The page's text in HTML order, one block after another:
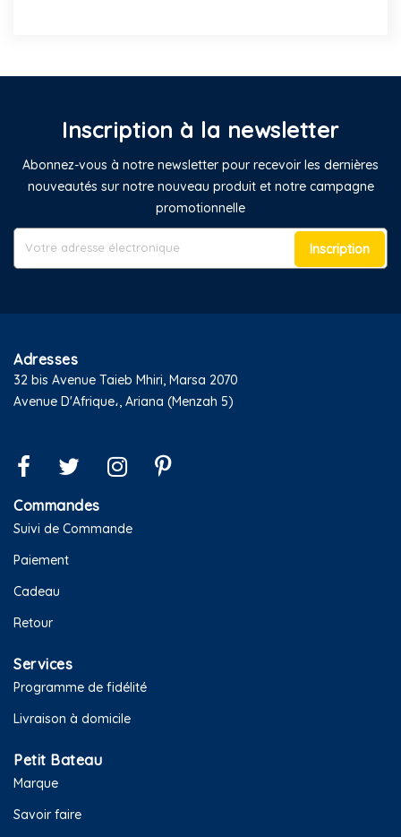
Inscription à la newsletter
Abonnez-vous à notre newsletter pour recevoir les dernières
nouveautés sur notre nouveau produit et notre campagne
promotionnelle
Inscription
Adresses
32 bis Avenue Taieb Mhiri, Marsa 2070
Avenue D'Afrique،, Ariana (Menzah 5)
Commandes
Suivi de Commande
Paiement
Cadeau
Retour
Services
Programme de fidélité
Livraison à domicile
Petit Bateau
Marque
Savoir faire